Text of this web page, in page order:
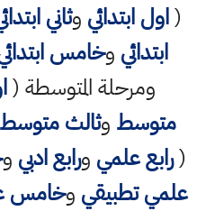
(اول ابتدائي وثاني
ابتدائي وخامس
ومرحلة المتوسطة (
متوسط وثالث متوسط
(رابع علمي ورابع ادبي و
علمي تطبيقي وخامس